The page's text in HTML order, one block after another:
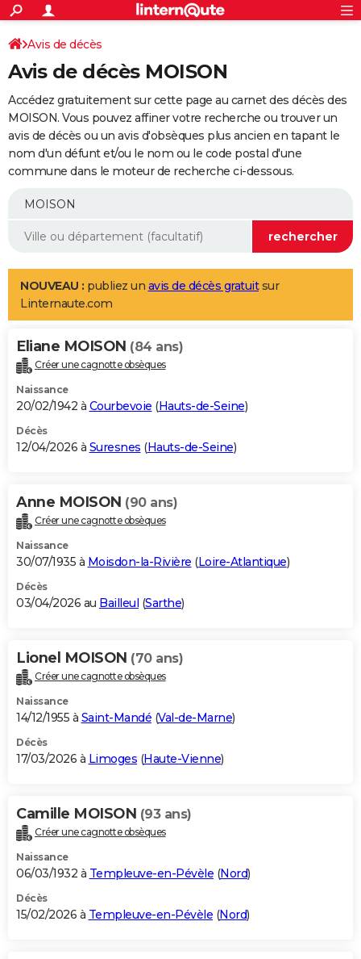
ACTUALITÉS
Politique
Société
Faits Divers
Education
Monde
Villes
+
SPORT
Coupe du monde 2026
Football
Tennis
Cyclisme
Rugby
Forum
Programme TV
TNT
Streaming
Cinéma
Sorties cinéma
Musique
+
FINANCE
Retraite
Epargne
Immobilier
Risques naturels par ville
Banque
Assurance
AUTO
Essais
Réserver un essai
Citadines
Berlines
SUV
Forum auto
+
Mobiles
Meilleur smartphone
Internet
Ordinateurs
Jeux vidéo
Guide high-tech
Aménagement intérieur
LIFESTYLE
Art de vivre
Bien-être
Loisirs
Mode
Modes de vie
Alimentation
Guide de la santé
Maladies
Médicaments
Sommeil
VOYAGE
Destinations
City break
Voyage nature
Voyage de noces
Forum
Climat
+PHOTO
GUIDES D'ACHAT
BONS PLANS
Carte de Noël
Carte Bonne année
Carte Saint-Valentin
Carte Pâques
Carte d'anniversaire
DICTIONNAIRE
Dictionnaire
Biographies
Citations
Expressions
Proverbes
PROGRAMME TV
S'inscrire
Se connecter
Lycées
Collèges
Primaires
Universités
Entreprises
Service militaire
Avis de recherche
AVIS DE DÉCÈS
Bricolage
Lifestyle
Culture
Sport
Auto
Television
Voyage
Cinema
Avis de décès
Avis de décès MOISON
Accédez gratuitement sur cette page au carnet des décès des
MOISON. Vous pouvez affiner votre recherche ou trouver un
avis de décès ou un avis d'obsèques plus ancien en tapant le
nom d'un défunt et/ou le nom ou le code postal d'une
commune dans le moteur de recherche ci-dessous.
NOUVEAU : publiez un avis de décès gratuitsur
Linternaute.com
Eliane MOISON (84 ans)
Créer une cagnotte obsèques
Naissance
20/02/1942 à Courbevoie (Hauts-de-Seine)
Décès
12/04/2026 à Suresnes (Hauts-de-Seine)
Anne MOISON (90 ans)
Créer une cagnotte obsèques
Naissance
30/07/1935 à Moisdon-la-Rivière (Loire-Atlantique)
Décès
03/04/2026 au Bailleul (Sarthe)
Lionel MOISON (70 ans)
Créer une cagnotte obsèques
Naissance
14/12/1955 à Saint-Mandé (Val-de-Marne)
Décès
17/03/2026 à Limoges (Haute-Vienne)
Camille MOISON (93 ans)
Créer une cagnotte obsèques
Naissance
06/03/1932 à Templeuve-en-Pévèle (Nord)
Décès
15/02/2026 à Templeuve-en-Pévèle (Nord)